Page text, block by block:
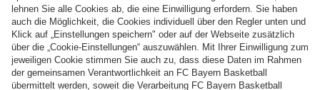
Zahlung & Lieferung
FC Bayern Store App